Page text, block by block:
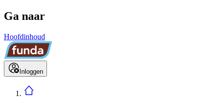
Ga naar
Hoofdinhoud
Inloggen